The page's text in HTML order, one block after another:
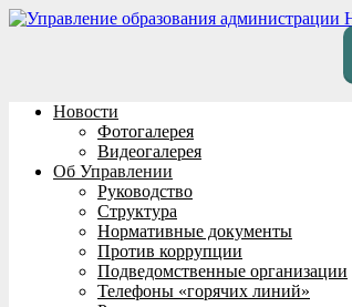
Перейти
Новости
Фотогалерея
Видеогалерея
Об Управлении
Руководство
Структура
Нормативные документы
Против коррупции
Подведомственные организации
Телефоны «горячих линий»